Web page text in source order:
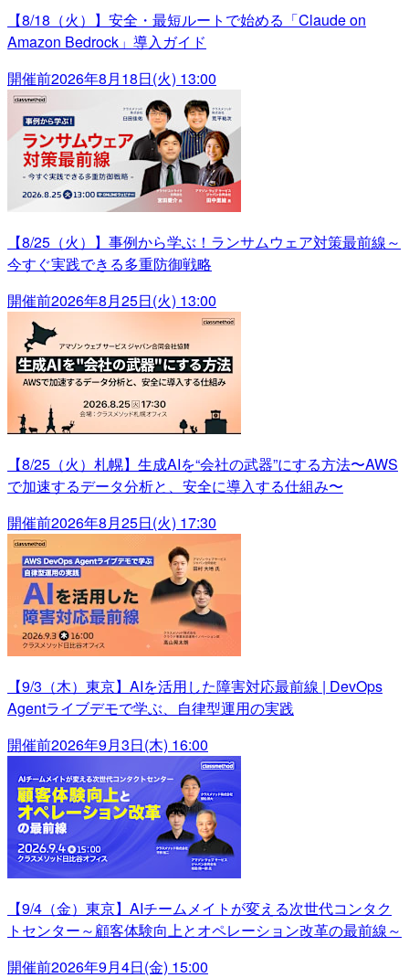
【8/18（火）】安全・最短ルートで始める「Claude on
Amazon Bedrock」導入ガイド
開催前2026年8月18日(火) 13:00
【8/25（火）】事例から学ぶ！ランサムウェア対策最前線～
今すぐ実践できる多重防御戦略
開催前2026年8月25日(火) 13:00
【8/25（火）札幌】生成AIを“会社の武器”にする方法〜AWS
で加速するデータ分析と、安全に導入する仕組み〜
開催前2026年8月25日(火) 17:30
【9/3（木）東京】AIを活用した障害対応最前線 | DevOps
Agentライブデモで学ぶ、自律型運用の実践
開催前2026年9月3日(木) 16:00
【9/4（金）東京】AIチームメイトが変える次世代コンタク
トセンター～顧客体験向上とオペレーション改革の最前線～
開催前2026年9月4日(金) 15:00